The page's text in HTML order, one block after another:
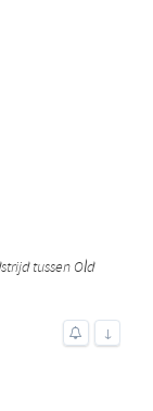
tussen Old
↓